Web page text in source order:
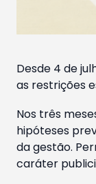
Desde 4 de
as restrições
Nos três
hipóteses
da gestão.
caráter